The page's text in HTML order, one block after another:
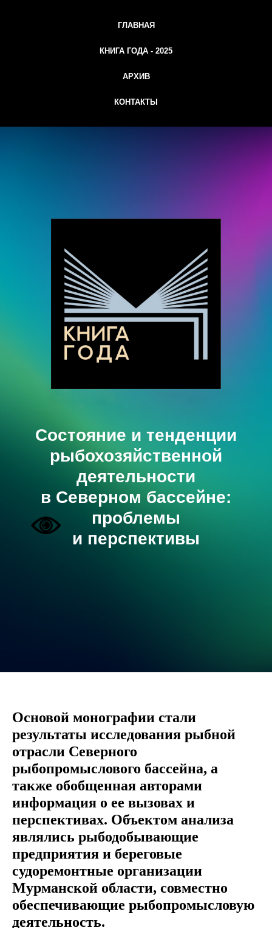
ГЛАВНАЯ
КНИГА ГОДА - 2025
АРХИВ
КОНТАКТЫ
Состояние и тенденции
рыбохозяйственной
деятельности
в Северном бассейне:
проблемы
и перспективы
Основой монографии стали
результаты исследования рыбной
отрасли Северного
рыбопромыслового бассейна, а
также обобщенная авторами
информация о ее вызовах и
перспективах. Объектом анализа
являлись рыбодобывающие
предприятия и береговые
судоремонтные организации
Мурманской области, совместно
обеспечивающие рыбопромысловую
деятельность.